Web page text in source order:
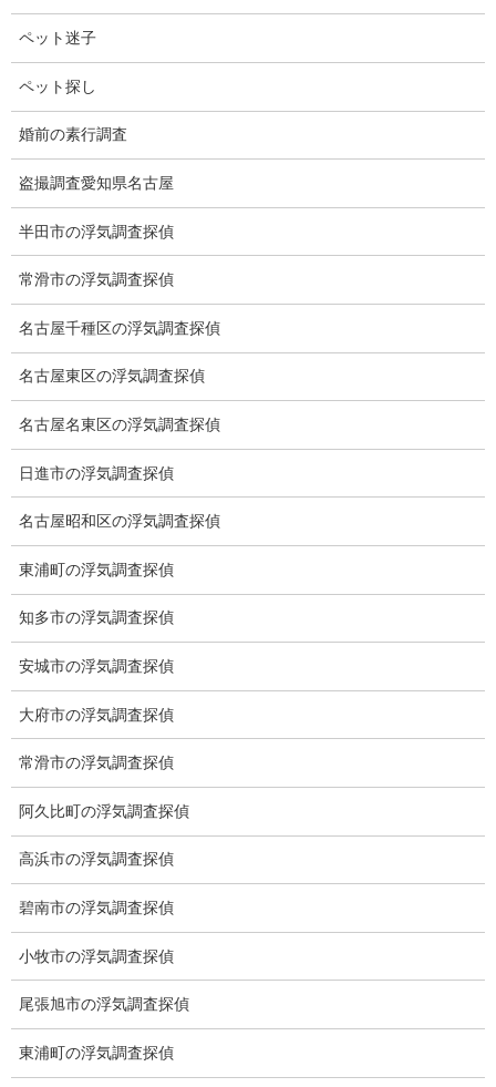
今でも詳しくは分かりませんが、今や火星や何万光年先まで衛星
を飛ばす技術があるので、そう考えると朝飯前ですね。
私も朝食前ですが、仕事の日は朝昼は食べません。
食べるとお腹が膨れれて眠たくなるし、集中力が落ちます。
ブログ
ブログ
４冠
2021-11-13
総合探偵社ミライリサーチ
ペット迷子
ペット探し
婚前の素行調査
盗撮調査愛知県名古屋
半田市の浮気調査探偵
常滑市の浮気調査探偵
名古屋千種区の浮気調査探偵
名古屋東区の浮気調査探偵
名古屋名東区の浮気調査探偵
日進市の浮気調査探偵
名古屋昭和区の浮気調査探偵
東浦町の浮気調査探偵
知多市の浮気調査探偵
安城市の浮気調査探偵
大府市の浮気調査探偵
常滑市の浮気調査探偵
阿久比町の浮気調査探偵
高浜市の浮気調査探偵
碧南市の浮気調査探偵
小牧市の浮気調査探偵
尾張旭市の浮気調査探偵
東浦町の浮気調査探偵